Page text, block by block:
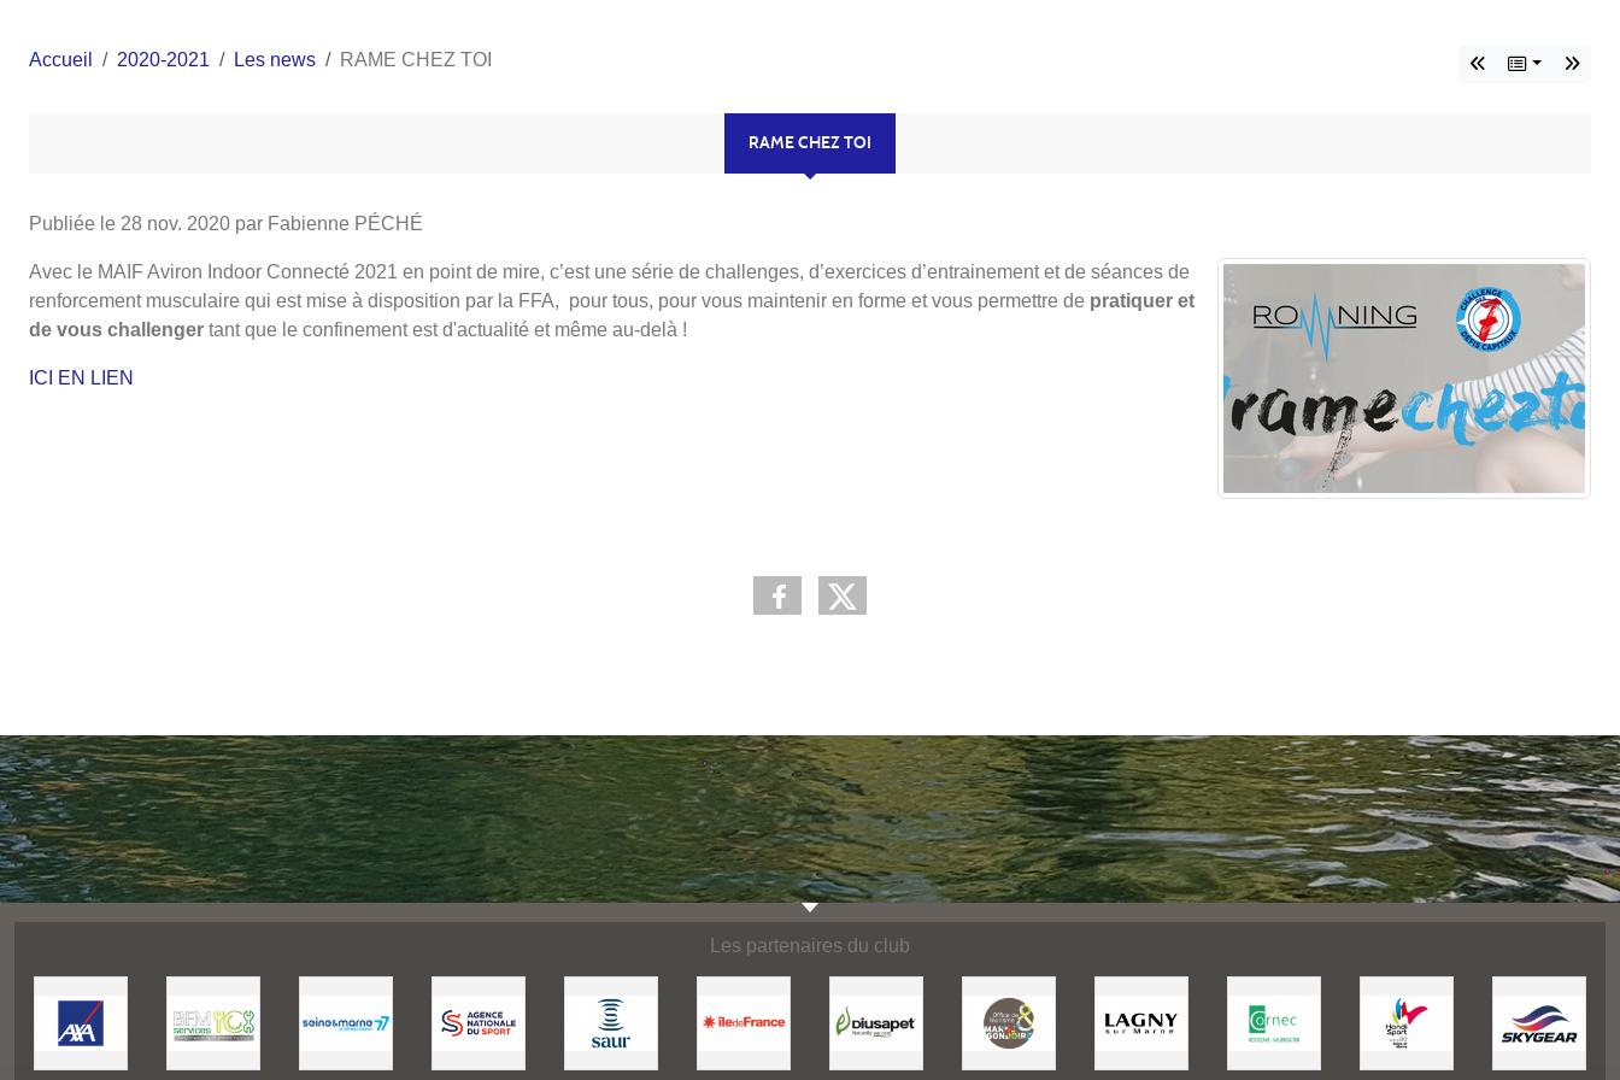
Accueil 2020-2021 Les news RAME CHEZ TOI
RAME CHEZ TOI
Publiée le 28 nov. 2020 par Fabienne PÉCHÉ
Avec le MAIF Aviron Indoor Connecté 2021 en point de mire, c’est une série de challenges, d’exercices d’entrainement et de séances de
renforcement musculaire qui est mise à disposition par la FFA, pour tous, pour vous maintenir en forme et vous permettre de pratiquer et
de vous challenger tant que le confinement est d'actualité et même au-delà !
ICI EN LIEN
Les partenaires du club